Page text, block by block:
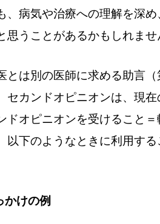
病気や治療への理解を深め
うことがあるかもしれませ
とは別の医師に求める助言（
カンドオピニオンは、現在
ドオピニオンを受けること＝
以下のようなときに利用する
けの例